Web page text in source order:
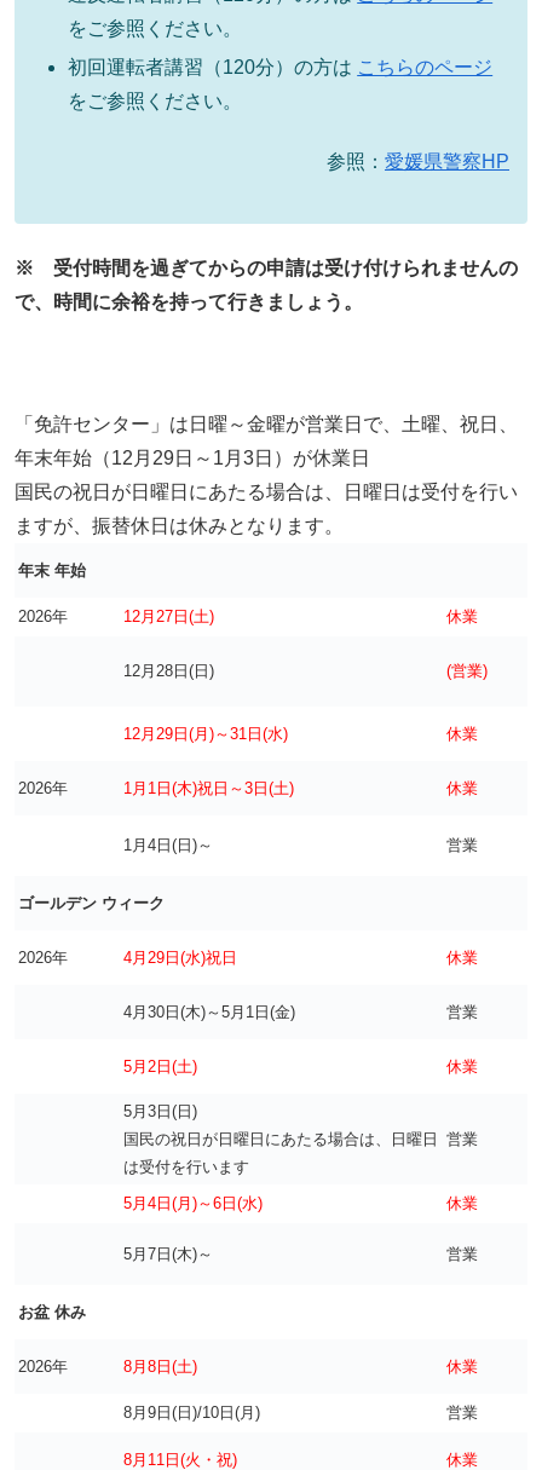
をご参照ください。
初回運転者講習（120分）の方は こちらのページ
をご参照ください。
参照： 愛媛県警察HP
※ 受付時間を過ぎてからの申請は受け付けられませんの
で、時間に余裕を持って行きましょう。
「免許センター」は日曜～金曜が営業日で、土曜、祝日、
年末年始（12月29日～1月3日）が休業日
国民の祝日が日曜日にあたる場合は、日曜日は受付を行い
ますが、振替休日は休みとなります。
年末 年始
2026年 12月27日(土) 休業
12月28日(日) (営業)
12月29日(月)～31日(水) 休業
2026年 1月1日(木)祝日～3日(土) 休業
1月4日(日)～ 営業
ゴールデン ウィーク
2026年 4月29日(水)祝日 休業
4月30日(木)～5月1日(金) 営業
5月2日(土) 休業
5月3日(日)
国民の祝日が日曜日にあたる場合は、日曜日
は受付を行います
営業
5月4日(月)～6日(水) 休業
5月7日(木)～ 営業
お盆 休み
2026年 8月8日(土) 休業
8月9日(日)/10日(月) 営業
8月11日(火・祝) 休業